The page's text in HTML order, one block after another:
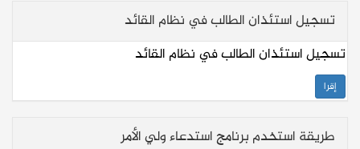
تسجيل استئذان الطالب في نظام القائد
تسجيل استئذان الطالب في نظام القائد
إقرا
طريقة استخدم برنامج استدعاء ولي الأمر